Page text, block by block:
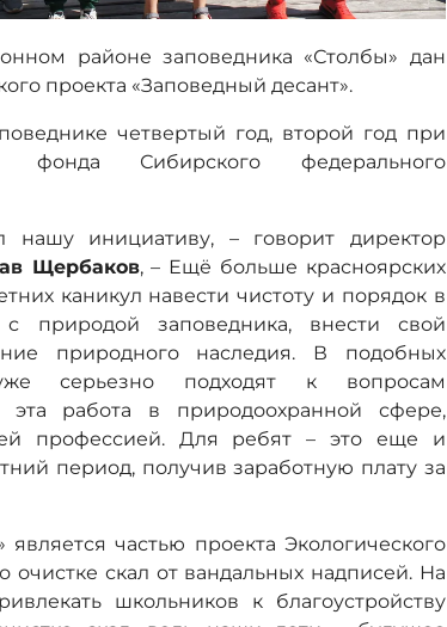
районе заповедника «Столбы» дан
проекта «Заповедный десант».
четвертый год, второй год при
фонда Сибирского федерального
инициативу, – говорит директор
Щербаков, – Ещё больше красноярских
каникул навести чистоту и порядок в
с природой заповедника, внести свой
природного наследия. В подобных
серьезно подходят к вопросам
эта работа в природоохранной сфере,
профессией. Для ребят – это еще и
период, получив заработную плату за
частью проекта Экологического
скал от вандальных надписей. На
школьников к благоустройству